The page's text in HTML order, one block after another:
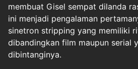
membuat Gisel sempat dilanda
ini menjadi pengalaman
sinetron stripping yang memiliki
dibandingkan film maupun serial
dibintanginya.